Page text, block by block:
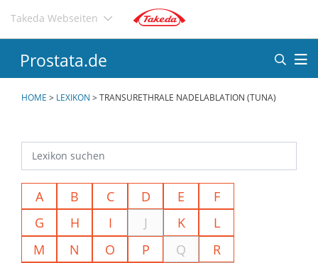
Direkt
Inhalt
Takeda Webseiten
Prostata.de
HOME > LEXIKON >TRANSURETHRALE NADELABLATION (TUNA)
A B C D E
F
G
H I J K
L
M
N O P Q
R